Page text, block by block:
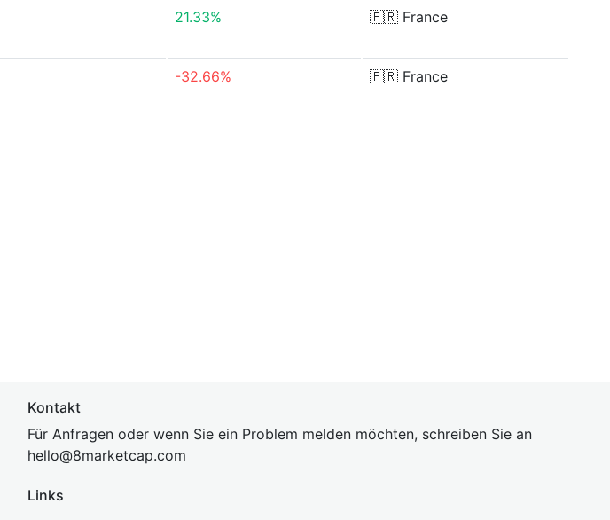
21.33% 🇫🇷 France
-32.66% 🇫🇷 France
Kontakt
Für Anfragen oder wenn Sie ein Problem melden möchten, schreiben Sie an
hello@8marketcap.com
Links